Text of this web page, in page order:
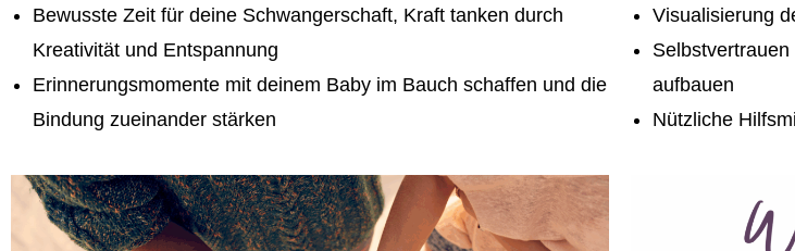
Bewusste Zeit für deine Schwangerschaft, Kraft tanken durch
Kreativität und Entspannung
Erinnerungsmomente mit deinem Baby im Bauch schaffen und die
Bindung zueinander stärken
Visualisierung
aufbauen
Nützliche